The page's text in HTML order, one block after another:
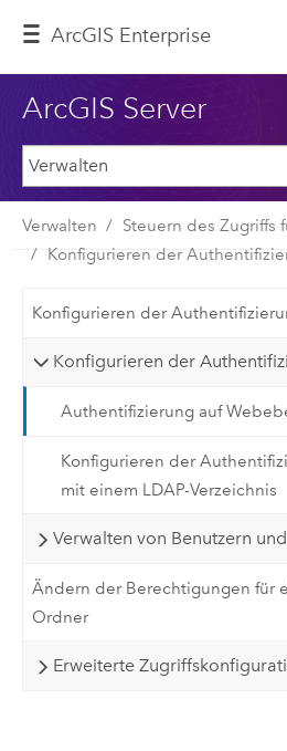
ArcGIS Enterprise
ArcGIS Server
Verwalten
Steuern des Zugriffs
Konfigurieren der
Konfigurieren der
Konfigurieren der
Authentifizierung auf
Konfigurieren der
mit einem LDAP-Verzeichnis
Verwalten von Benutzern
Ändern der Berechtigungen für
Ordner
Erweiterte